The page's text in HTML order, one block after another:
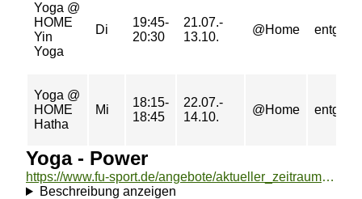
Yoga @
HOME
Yin
Yoga
Di
19:45-
20:30
21.07.-
13.10.
@Home
Yoga @
HOME
Hatha
Mi
18:15-
18:45
22.07.-
14.10.
@Home
Yoga - Power
https://www.fu-sport.de/angebote/aktueller_zeitraum/_Yoga_-_Power.html
Beschreibung anzeigen